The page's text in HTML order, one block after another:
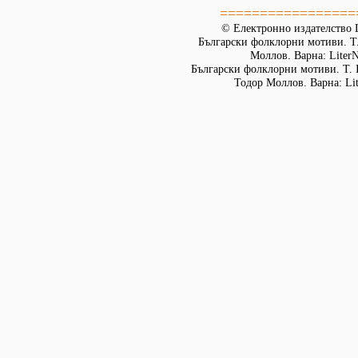
© Електронно издателство
Български фолклорни мотиви.
Моллов. Варна:
Български фолклорни мотиви.
Тодор Моллов. Варна: